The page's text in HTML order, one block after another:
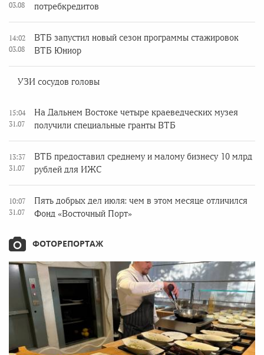
03.08
потребкредитов
14:02
03.08
ВТБ запустил новый сезон программы стажировок
ВТБ Юниор
УЗИ сосудов головы
15:04
31.07
На Дальнем Востоке четыре краеведческих музея
получили специальные гранты ВТБ
13:37
31.07
ВТБ предоставил среднему и малому бизнесу 10 млрд
рублей для ИЖС
10:07
31.07
Пять добрых дел июля: чем в этом месяце отличился
Фонд «Восточный Порт»
ФОТОРЕПОРТАЖ